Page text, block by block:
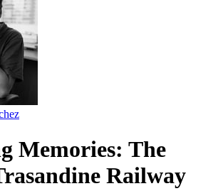
Memories: The
Railway